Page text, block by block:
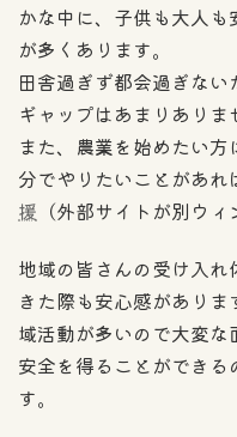
かな中に、子供も大人
が多くあります。
田舎過ぎず都会過ぎな
ギャップはあまりありま
また、農業を始めたい
分でやりたいことがあれ
援 （外部サイトが別ウ
地域の皆さんの受け入
きた際も安心感があり
域活動が多いので大変な
安全を得ることができ
す。